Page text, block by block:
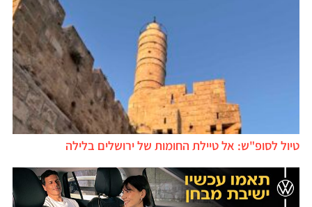
טיול לסופ"ש: אל טיילת החומות של ירושלים בלילה